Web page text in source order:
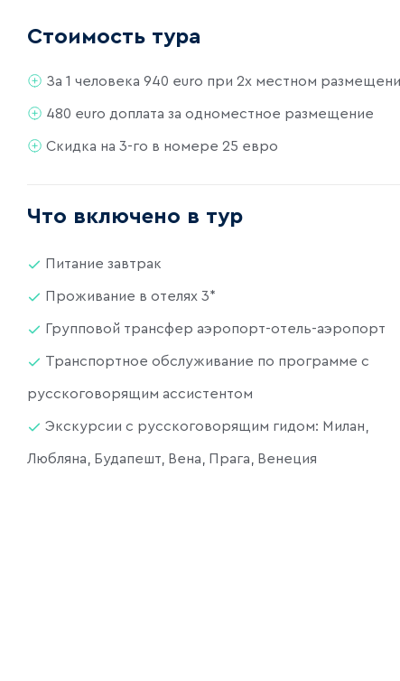
Стоимость тура
За 1 человека 940 euro при 2х местном
480 euro доплата за одноместное размещение
Скидка на 3-го в номере 25 евро
Что включено в тур
Питание завтрак
Проживание в отелях 3*
Групповой трансфер аэропорт-отель-аэропорт
Транспортное обслуживание по программе с
русскоговорящим ассистентом
Экскурсии с русскоговорящим гидом: Милан,
Любляна, Будапешт, Вена, Прага, Венеция